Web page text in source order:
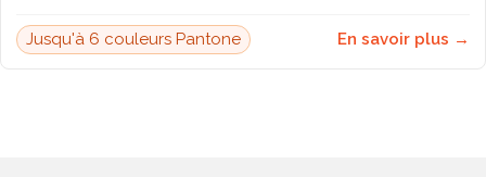
Jusqu'à 6 couleurs Pantone En savoir plus →